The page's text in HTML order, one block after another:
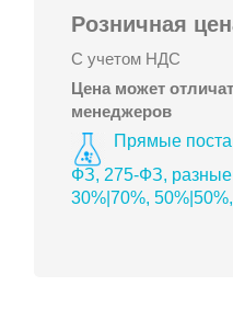
Розничная
С учетом НДС
Цена может
менеджеров
Прямые
ФЗ, 275-ФЗ,
30%|70%,